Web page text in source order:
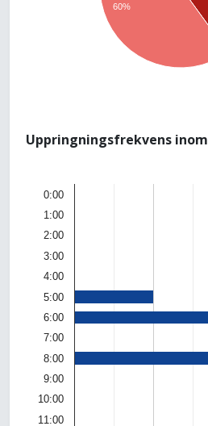
60%
Uppringningsfrekvens
0:00
1:00
2:00
3:00
4:00
5:00
6:00
7:00
8:00
9:00
10:00
11:00